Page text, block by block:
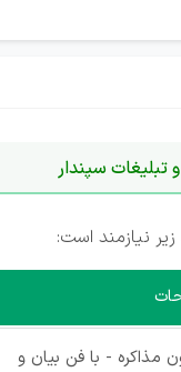
تبلیغات سپندار
نیازمند است:
مذاکره - با فن بیان و